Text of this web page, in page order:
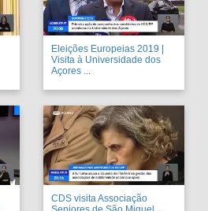
Eleições Europeias 2019 |
Visita à Universidade dos
Açores ...
CDS visita Associação